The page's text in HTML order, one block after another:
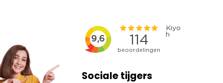
Sociale tijgers